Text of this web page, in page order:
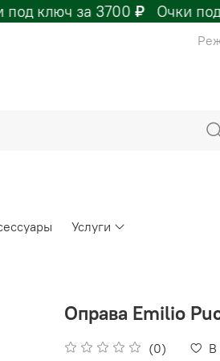
ключ за 3700₽Очки под
Услуги
Оправа Emilio
(0) В